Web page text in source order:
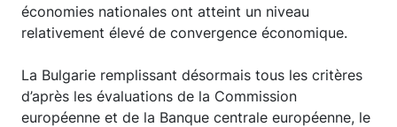
économies nationales ont atteint un niveau
relativement élevé de convergence économique.
La Bulgarie remplissant désormais tous les critères
d’après les évaluations de la Commission
européenne et de la Banque centrale européenne, le